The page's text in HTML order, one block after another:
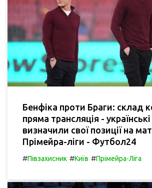
Бенфіка проти Браги: склад
пряма трансляція - українські
визначили свої позиції на
Прімейра-ліги - Футбол24
#Півзахисник #Київ #Прімейра-Ліга